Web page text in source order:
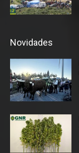
Novidades